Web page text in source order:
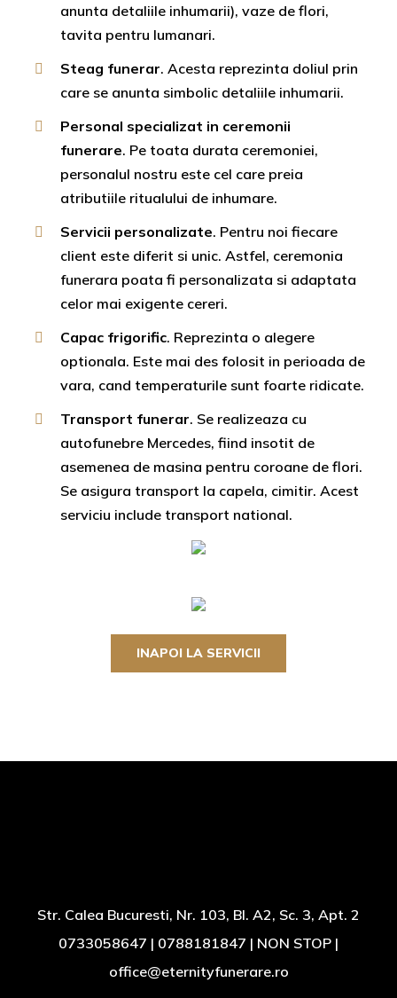
anunta detaliile inhumarii), vaze de flori,
tavita pentru lumanari.
Steag funerar. Acesta reprezinta doliul prin
care se anunta simbolic detaliile inhumarii.
Personal specializat in ceremonii
funerare. Pe toata durata ceremoniei,
personalul nostru este cel care preia
atributiile ritualului de inhumare.
Servicii personalizate. Pentru noi fiecare
client este diferit si unic. Astfel, ceremonia
funerara poata fi personalizata si adaptata
celor mai exigente cereri.
Capac frigorific. Reprezinta o alegere
optionala. Este mai des folosit in perioada de
vara, cand temperaturile sunt foarte ridicate.
Transport funerar. Se realizeaza cu
autofunebre Mercedes, fiind insotit de
asemenea de masina pentru coroane de flori.
Se asigura transport la capela, cimitir. Acest
serviciu include transport national.
INAPOI LA SERVICII
Str. Calea Bucuresti, Nr. 103, Bl. A2, Sc. 3, Apt. 2
0733058647 | 0788181847 | NON STOP |
office@eternityfunerare.ro